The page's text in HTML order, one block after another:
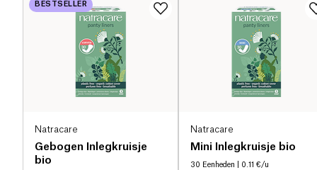
BESTSELLER
Natracare
Gebogen Inlegkruisje
bio
Natracare
Mini Inlegkruisje bio
30 Eenheden | 0.11 €/u